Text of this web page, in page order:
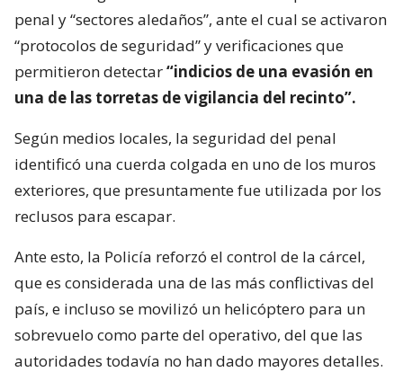
penal y “sectores aledaños”, ante el cual se activaron
“protocolos de seguridad” y verificaciones que
permitieron detectar“indicios de una evasión en
una de las torretas de vigilancia del recinto”.
Según medios locales, la seguridad del penal
identificó una cuerda colgada en uno de los muros
exteriores, que presuntamente fue utilizada por los
reclusos para escapar.
Ante esto, la Policía reforzó el control de la cárcel,
que es considerada una de las más conflictivas del
país, e incluso se movilizó un helicóptero para un
sobrevuelo como parte del operativo, del que las
autoridades todavía no han dado mayores detalles.